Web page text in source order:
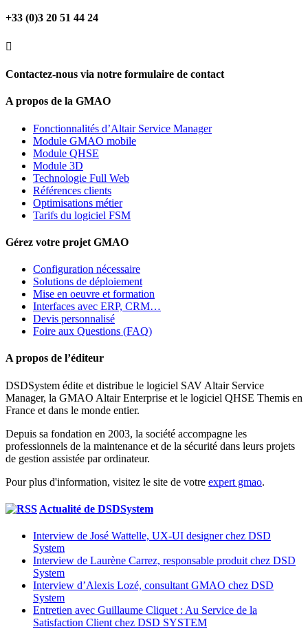
+33 (0)3 20 51 44 24

Contactez-nous via notre formulaire de contact
A propos de la GMAO
Fonctionnalités d’Altair Service Manager
Module GMAO mobile
Module QHSE
Module 3D
Technologie Full Web
Références clients
Optimisations métier
Tarifs du logiciel FSM
Gérez votre projet GMAO
Configuration nécessaire
Solutions de déploiement
Mise en oeuvre et formation
Interfaces avec ERP, CRM…
Devis personnalisé
Foire aux Questions (FAQ)
A propos de l’éditeur
DSDSystem édite et distribue le logiciel SAV Altair Service
Manager, la GMAO Altair Enterprise et le logiciel QHSE Themis en
France et dans le monde entier.
Depuis sa fondation en 2003, la société accompagne les
professionnels de la maintenance et de la sécurité dans leurs projets
de gestion assistée par ordinateur.
Pour plus d'information, visitez le site de votre expert gmao.
Actualité de DSDSystem
Interview de José Wattelle, UX-UI designer chez DSD
System
Interview de Laurène Carrez, responsable produit chez DSD
System
Interview d’Alexis Lozé, consultant GMAO chez DSD
System
Entretien avec Guillaume Cliquet : Au Service de la
Satisfaction Client chez DSD SYSTEM